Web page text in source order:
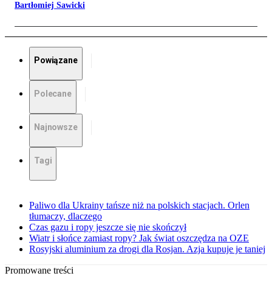
Bartłomiej Sawicki
Powiązane
Polecane
Najnowsze
Tagi
Paliwo dla Ukrainy tańsze niż na polskich stacjach. Orlen
tłumaczy, dlaczego
Czas gazu i ropy jeszcze się nie skończył
Wiatr i słońce zamiast ropy? Jak świat oszczędza na OZE
Rosyjski aluminium za drogi dla Rosjan. Azja kupuje je taniej
Promowane treści